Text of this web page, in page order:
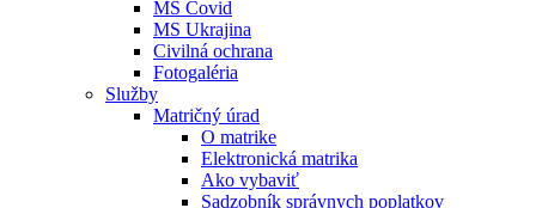
MS Covid
MS Ukrajina
Civilná ochrana
Fotogaléria
Služby
Matričný úrad
O matrike
Elektronická matrika
Ako vybaviť
Sadzobník správnych poplatkov